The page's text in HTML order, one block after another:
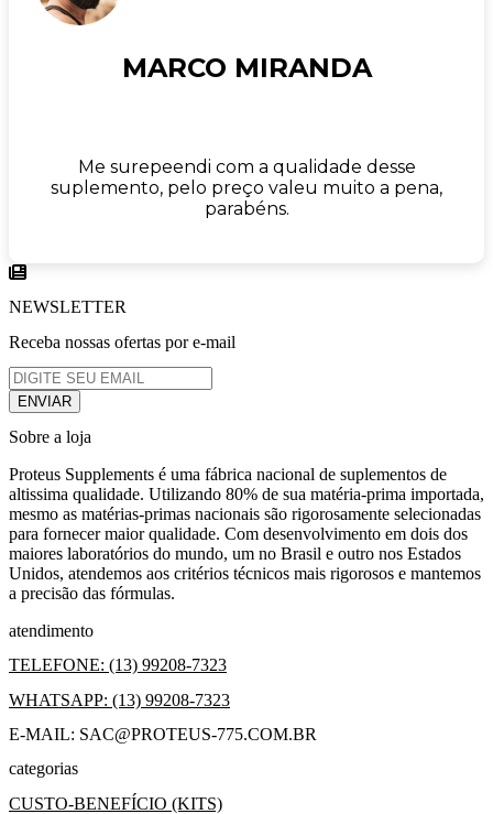
MARCO MIRANDA
Me surepeendi com a qualidade desse
suplemento, pelo preço valeu muito a pena,
parabéns.
NEWSLETTER
Receba nossas ofertas por e-mail
Sobre a loja
Proteus Supplements é uma fábrica nacional de suplementos de
altissima qualidade. Utilizando 80% de sua matéria-prima importada,
mesmo as matérias-primas nacionais são rigorosamente selecionadas
para fornecer maior qualidade. Com desenvolvimento em dois dos
maiores laboratórios do mundo, um no Brasil e outro nos Estados
Unidos, atendemos aos critérios técnicos mais rigorosos e mantemos
a precisão das fórmulas.
atendimento
TELEFONE: (13) 99208-7323
WHATSAPP: (13) 99208-7323
E-MAIL: SAC@PROTEUS-775.COM.BR
categorias
CUSTO-BENEFÍCIO (KITS)